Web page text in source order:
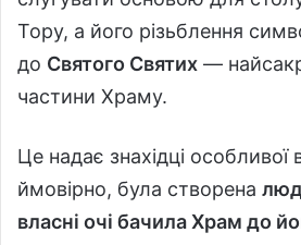
Тору, а його різьблення
до Святого Святих —
частини Храму.
Це надає знахідці
ймовірно, була створена
власні очі бачила Храм до